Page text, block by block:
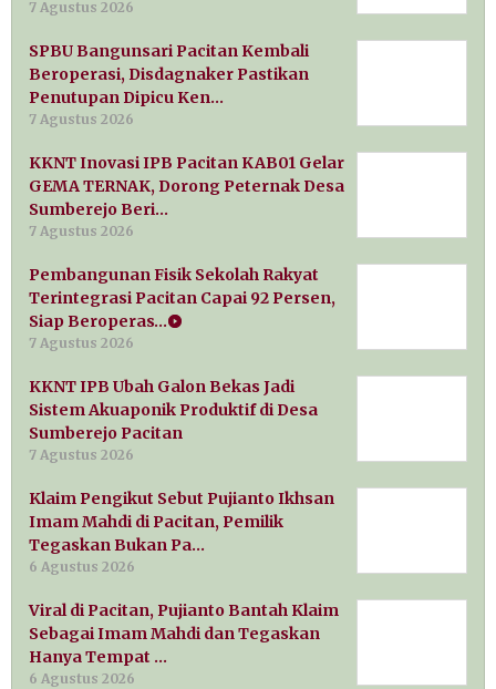
7 Agustus 2026
SPBU Bangunsari Pacitan Kembali
Beroperasi, Disdagnaker Pastikan
Penutupan Dipicu Ken…
7 Agustus 2026
KKNT Inovasi IPB Pacitan KAB01 Gelar
GEMA TERNAK, Dorong Peternak Desa
Sumberejo Beri…
7 Agustus 2026
Pembangunan Fisik Sekolah Rakyat
Terintegrasi Pacitan Capai 92 Persen,
Siap Beroperas…
7 Agustus 2026
KKNT IPB Ubah Galon Bekas Jadi
Sistem Akuaponik Produktif di Desa
Sumberejo Pacitan
7 Agustus 2026
Klaim Pengikut Sebut Pujianto Ikhsan
Imam Mahdi di Pacitan, Pemilik
Tegaskan Bukan Pa…
6 Agustus 2026
Viral di Pacitan, Pujianto Bantah Klaim
Sebagai Imam Mahdi dan Tegaskan
Hanya Tempat …
6 Agustus 2026